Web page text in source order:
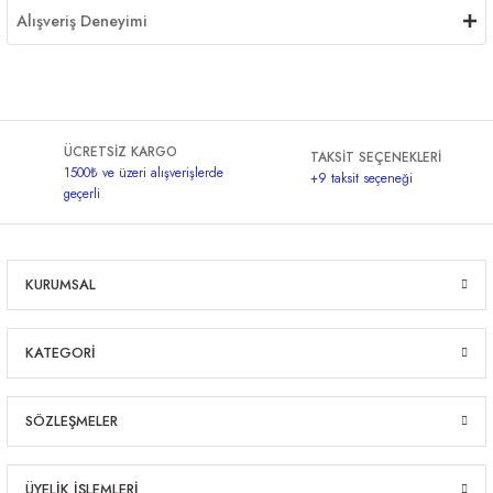
Alışveriş Deneyimi
ÜCRETSİZ KARGO
1500₺ ve üzeri alışverişlerde
geçerli
TAKSİT SEÇENEKLERİ
+9 taksit seçeneği
KURUMSAL
KATEGORİ
SÖZLEŞMELER